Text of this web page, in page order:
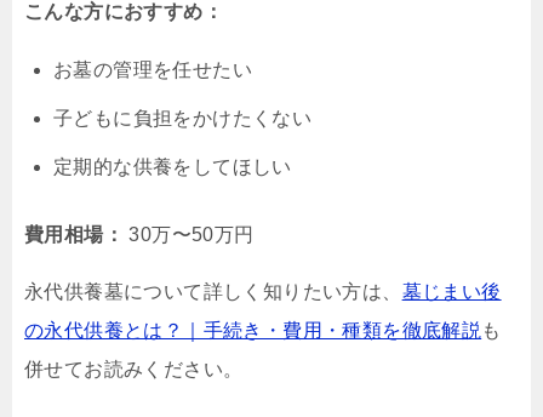
こんな方におすすめ：
お墓の管理を任せたい
子どもに負担をかけたくない
定期的な供養をしてほしい
費用相場： 30万〜50万円
永代供養墓について詳しく知りたい方は、 墓じまい後
の永代供養とは？｜手続き・費用・種類を徹底解説 も
併せてお読みください。